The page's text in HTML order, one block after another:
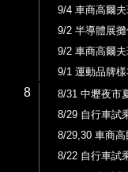
9/4 車商高爾
9/2 半導體展
9/2 車商高爾
9/1 運動品牌
8
8/31 中壢夜市
8/29 自行車試
8/29,30 車商
8/22 自行車試